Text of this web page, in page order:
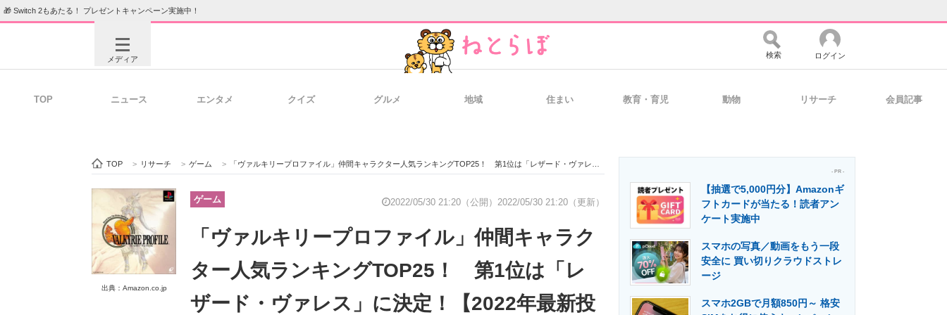
🎁 Switch 2もあたる！ プレゼントキャンペーン実施中！
メディア
ビジネスと働き方のヒント 経営リーダーのコミュニティ マーケ×ITの今がよく分かる
ITエンジニア向け専門サイト 製造業のIT導入・活用を支援
検索 ログイン
TOP ニュース エンタメ クイズ グルメ 地域 住まい 教育・育児 動物 リサーチ 会員記事
TOP > リサーチ > ゲーム > 「ヴァルキリープロファイル」仲間キャラクター人気ランキングTOP25！ 第1位は「レザード・ヴァレス」に決定！【2022年最新投票結果】
出典：Amazon.co.jp
ゲーム 2022/05/30 21:20（公開） 2022/05/30 21:20（更新）
「ヴァルキリープロファイル」仲間キャラク
ター人気ランキングTOP25！ 第1位は「レ
ザード・ヴァレス」に決定！【2022年最新投
- PR -
【抽選で5,000円分】Amazonギ
フトカードが当たる！読者アン
ケート実施中
スマホの写真／動画をもう一段
安全に 買い切りクラウドストレ
ージ
スマホ2GBで月額850円～ 格安